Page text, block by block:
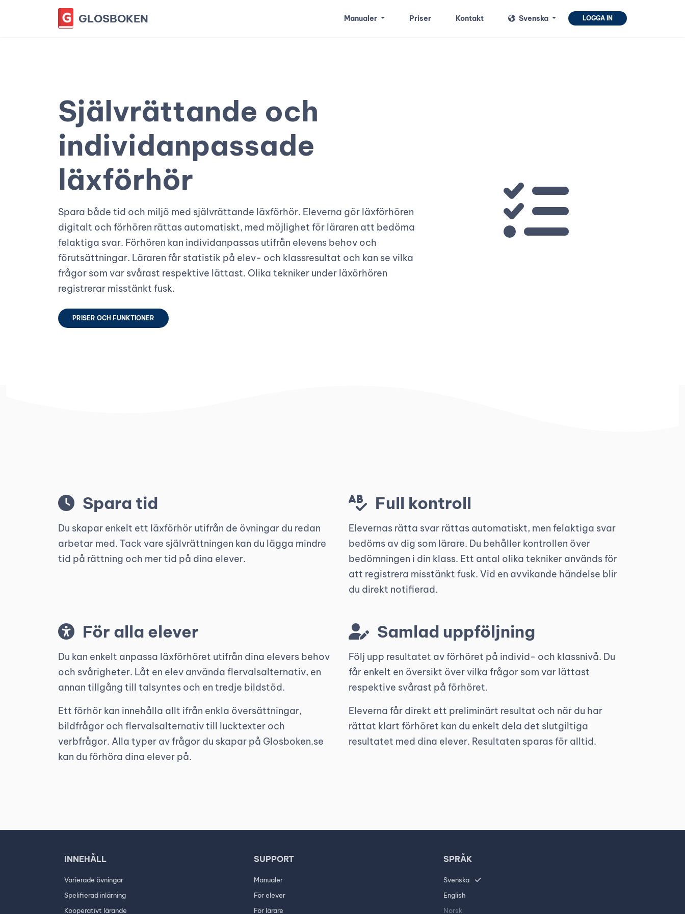
GLOSBOKEN Manualer Priser Kontakt Svenska LOGGA IN
Självrättande och
individanpassade
läxförhör
Spara både tid och miljö med självrättande läxförhör. Eleverna gör läxförhören
digitalt och förhören rättas automatiskt, med möjlighet för läraren att bedöma
felaktiga svar. Förhören kan individanpassas utifrån elevens behov och
förutsättningar. Läraren får statistik på elev- och klassresultat och kan se vilka
frågor som var svårast respektive lättast. Olika tekniker under läxörhören
registrerar misstänkt fusk.
PRISER OCH FUNKTIONER
Spara tid
Du skapar enkelt ett läxförhör utifrån de övningar du redan
arbetar med. Tack vare självrättningen kan du lägga mindre
tid på rättning och mer tid på dina elever.
Full kontroll
Elevernas rätta svar rättas automatiskt, men felaktiga svar
bedöms av dig som lärare. Du behåller kontrollen över
bedömningen i din klass. Ett antal olika tekniker används för
att registrera misstänkt fusk. Vid en avvikande händelse blir
du direkt notifierad.
För alla elever
Du kan enkelt anpassa läxförhöret utifrån dina elevers behov
och svårigheter. Låt en elev använda flervalsalternativ, en
annan tillgång till talsyntes och en tredje bildstöd.
Ett förhör kan innehålla allt ifrån enkla översättningar,
bildfrågor och flervalsalternativ till lucktexter och
verbfrågor. Alla typer av frågor du skapar på Glosboken.se
kan du förhöra dina elever på.
Samlad uppföljning
Följ upp resultatet av förhöret på individ- och klassnivå. Du
får enkelt en översikt över vilka frågor som var lättast
respektive svårast på förhöret.
Eleverna får direkt ett preliminärt resultat och när du har
rättat klart förhöret kan du enkelt dela det slutgiltiga
resultatet med dina elever. Resultaten sparas för alltid.
INNEHÅLL
Varierade övningar
Spelifierad inlärning
Kooperativt lärande
SUPPORT
Manualer
För elever
För lärare
SPRÅK
Svenska
English
Norsk